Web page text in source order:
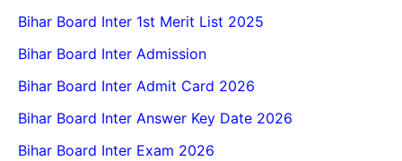
Bihar Board Inter 1st Merit List 2025
Bihar Board Inter Admission
Bihar Board Inter Admit Card 2026
Bihar Board Inter Answer Key Date 2026
Bihar Board Inter Exam 2026